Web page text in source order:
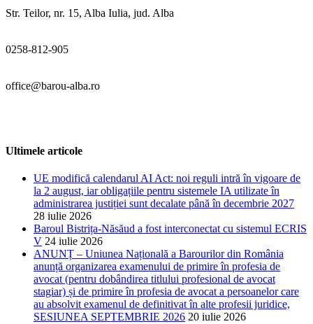
Str. Teilor, nr. 15, Alba Iulia, jud. Alba
0258-812-905
office@barou-alba.ro
Ultimele articole
UE modifică calendarul AI Act: noi reguli intră în vigoare de
la 2 august, iar obligațiile pentru sistemele IA utilizate în
administrarea justiției sunt decalate până în decembrie 2027
28 iulie 2026
Baroul Bistrița-Năsăud a fost interconectat cu sistemul ECRIS
V 24 iulie 2026
ANUNȚ – Uniunea Națională a Barourilor din România
anunță organizarea examenului de primire în profesia de
avocat (pentru dobândirea titlului profesional de avocat
stagiar) și de primire în profesia de avocat a persoanelor care
au absolvit examenul de definitivat în alte profesii juridice,
SESIUNEA SEPTEMBRIE 2026 20 iulie 2026